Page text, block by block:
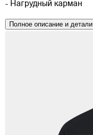
- Нагрудный карман
Полное описание и детали